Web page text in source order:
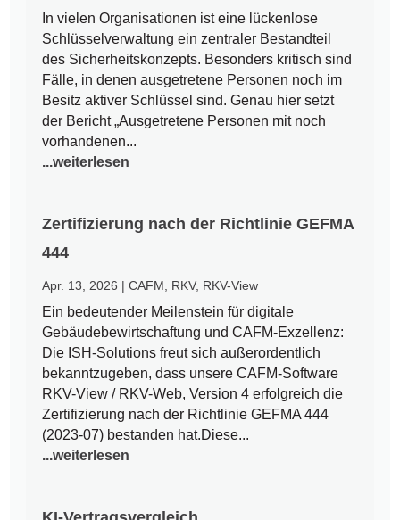
In vielen Organisationen ist eine lückenlose
Schlüsselverwaltung ein zentraler Bestandteil
des Sicherheitskonzepts. Besonders kritisch sind
Fälle, in denen ausgetretene Personen noch im
Besitz aktiver Schlüssel sind. Genau hier setzt
der Bericht „Ausgetretene Personen mit noch
vorhandenen...
...weiterlesen
Zertifizierung nach der Richtlinie GEFMA
444
Apr. 13, 2026 |CAFM RKV, RKV-View
Ein bedeutender Meilenstein für digitale
Gebäudebewirtschaftung und CAFM-Exzellenz:
Die ISH-Solutions freut sich außerordentlich
bekanntzugeben, dass unsere CAFM-Software
RKV-View / RKV-Web, Version 4 erfolgreich die
Zertifizierung nach der Richtlinie GEFMA 444
(2023-07) bestanden hat.Diese...
...weiterlesen